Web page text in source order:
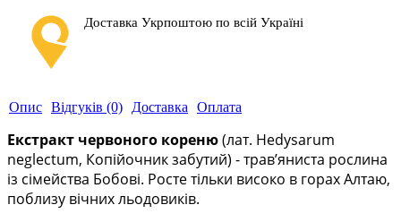
Доставка Укрпоштою по всій Україні
Опис Відгуків (0) Доставка Оплата
Екстракт червоного кореню(лат. Hedysarum
neglectum, Копійочник забутий) - трав’яниста рослина
із сімейства Бобові. Росте тільки високо в горах Алтаю,
поблизу вічних льодовиків.